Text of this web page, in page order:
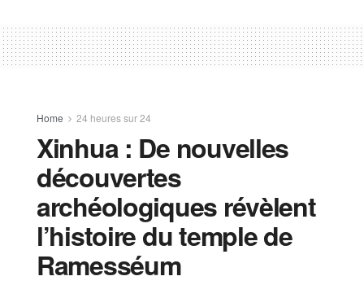
Home 24 heures sur 24
Xinhua : De nouvelles
découvertes
archéologiques révèlent
l’histoire du temple de
Ramesséum